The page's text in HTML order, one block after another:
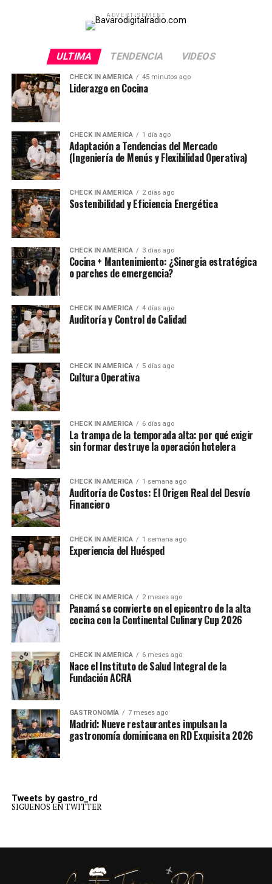
ADVERTISEMENT
ULTIMA TENDENCIA VIDEOS
CHECK IN AMERICA 45 minutos ago
Liderazgo en Cocina
CHECK IN AMERICA 1 día ago
Adaptación a Tendencias del Mercado
(Ingeniería de Menús y Flexibilidad Operativa)
CHECK IN AMERICA 2 días ago
Sostenibilidad y Eficiencia Energética
CHECK IN AMERICA 3 días ago
Cocina + Mantenimiento: ¿Sinergia estratégica
o parches de emergencia?
CHECK IN AMERICA 4 días ago
Auditoría y Control de Calidad
CHECK IN AMERICA 5 días ago
Cultura Operativa
CHECK IN AMERICA 6 días ago
La trampa de la temporada alta: por qué exigir
sin formar destruye la operación hotelera
CHECK IN AMERICA 1 semana ago
Auditoría de Costos: El Origen Real del Desvío
Financiero
CHECK IN AMERICA 1 semana ago
Experiencia del Huésped
CHECK IN AMERICA 2 meses ago
Panamá se convierte en el epicentro de la alta
cocina con la Continental Culinary Cup 2026
CHECK IN AMERICA 6 meses ago
Nace el Instituto de Salud Integral de la
Fundación ACRA
GASTRONOMÍA 7 meses ago
Madrid: Nueve restaurantes impulsan la
gastronomía dominicana en RD Exquisita 2026
Tweets by gastro_rd
SIGUENOS EN TWITTER